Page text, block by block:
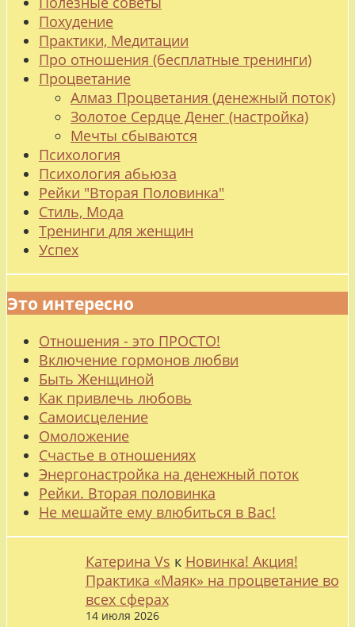
Похудение
Практики, Медитации
Про отношения (бесплатные тренинги)
Процветание
Алмаз Процветания (денежный поток)
Золотое Сердце Денег (настройка)
Мечты сбываются
Психология
Психология абьюза
Рейки "Вторая Половинка"
Стиль, Мода
Тренинги для женщин
Успех
Это интересно
Отношения - это ПРОСТО!
Включение гормонов любви
Быть Женщиной
Как привлечь любовь
Самоисцеление
Омоложение
Счастье в отношениях
Энергонастройка на денежный поток
Рейки. Вторая половинка
Не мешайте ему влюбиться в Вас!
Катерина Vs к Новинка! Акция!
Практика «Маяк» на процветание во
всех сферах
14 июля 2026